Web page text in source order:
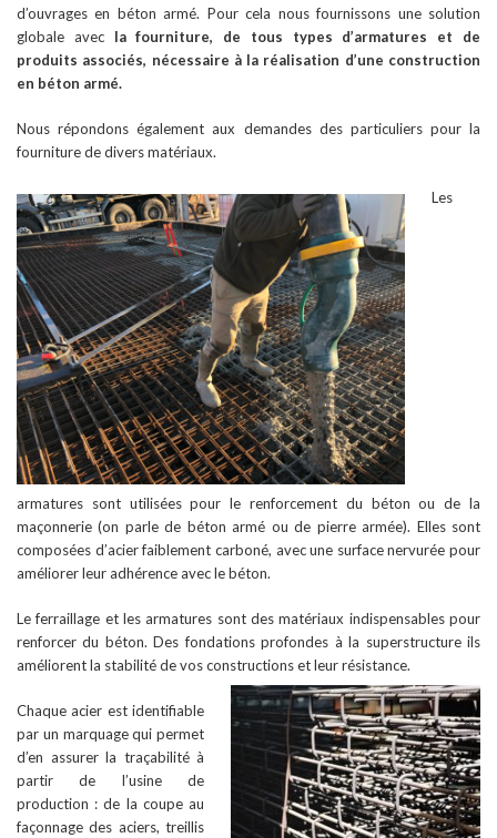
d’ouvrages en béton armé. Pour cela nous fournissons une solution
globale avec la fourniture, de tous types d’armatures et de
produits associés, nécessaire à la réalisation d’une construction
en béton armé.
Nous répondons également aux demandes des particuliers pour la
fourniture de divers matériaux.
Les
armatures sont utilisées pour le renforcement du béton ou de la
maçonnerie (on parle de béton armé ou de pierre armée). Elles sont
composées d’acier faiblement carboné, avec une surface nervurée pour
améliorer leur adhérence avec le béton.
Le ferraillage et les armatures sont des matériaux indispensables pour
renforcer du béton. Des fondations profondes à la superstructure ils
améliorent la stabilité de vos constructions et leur résistance.
Chaque acier est identifiable
par un marquage qui permet
d’en assurer la traçabilité à
partir de l’usine de
production : de la coupe au
façonnage des aciers, treillis